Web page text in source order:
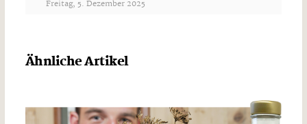
Freitag, 5. Dezember 2025
Ähnliche Artikel